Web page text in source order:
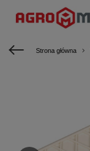
Strona główna